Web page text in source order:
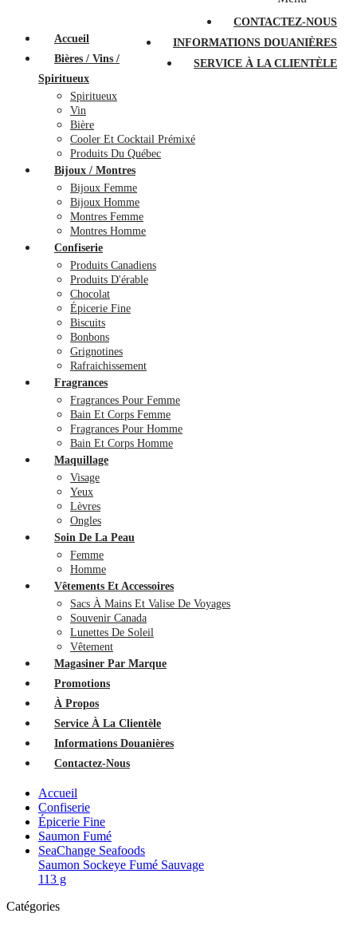
CONTACTEZ-NOUS
INFORMATIONS DOUANIÈRES
SERVICE À LA CLIENTÈLE
Accueil
Bières / Vins /
Spiritueux
Spiritueux
Vin
Bière
Cooler Et Cocktail Prémixé
Produits Du Québec
Bijoux / Montres
Bijoux Femme
Bijoux Homme
Montres Femme
Montres Homme
Confiserie
Produits Canadiens
Produits D'érable
Chocolat
Épicerie Fine
Biscuits
Bonbons
Grignotines
Rafraichissement
Fragrances
Fragrances Pour Femme
Bain Et Corps Femme
Fragrances Pour Homme
Bain Et Corps Homme
Maquillage
Visage
Yeux
Lèvres
Ongles
Soin De La Peau
Femme
Homme
Vêtements Et Accessoires
Sacs À Mains Et Valise De Voyages
Souvenir Canada
Lunettes De Soleil
Vêtement
Magasiner Par Marque
Promotions
À Propos
Service À La Clientèle
Informations Douanières
Contactez-Nous
Accueil
Confiserie
Épicerie Fine
Saumon Fumé
SeaChange Seafoods
Saumon Sockeye Fumé Sauvage
113 g
Catégories